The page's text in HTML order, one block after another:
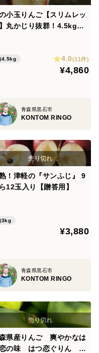
小玉りんご【スリムレッ
丸かじり抜群！4.5kg前
4.5kg 4.0(11件)
¥4,860
青森県黒石市
KONTOM RINGO
！津軽の『サンふじ』 9
12玉入り【贈答用】
3kg
¥3,880
青森県黒石市
KONTOM RINGO
県産りんご 爽やかなは
の味 はつ恋ぐりん